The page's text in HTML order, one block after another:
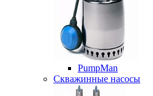
PumpMan
Скважинные насосы